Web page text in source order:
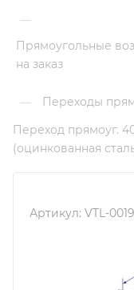
—
Прямоугольные
на заказ
— Переходы
Переход прямоуг.
(оцинкованная
Артикул: VTL-